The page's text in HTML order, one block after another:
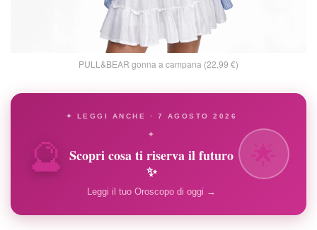
PULL&BEAR gonna a campana (22,99 €)
🔮
✦ LEGGI ANCHE · 7 AGOSTO 2026
✦
Scopri cosa ti riserva il futuro
✨
Leggi il tuo Oroscopo di oggi →